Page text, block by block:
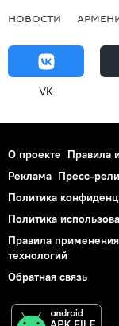
НОВОСТИ
VK
О проекте Правила
Реклама Пресс-
Политика
Политика
Правила
технологий
Обратная связь